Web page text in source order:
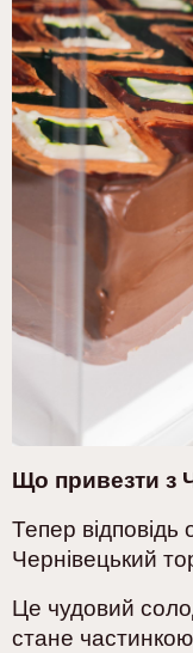
Що привезти з
Тепер
Чернівецький
Це чудовий
стане частинкою